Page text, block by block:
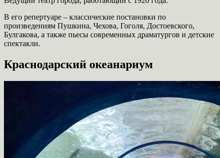
В его репертуаре – классические постановки по
произведениям Пушкина, Чехова, Гоголя, Достоевского,
Булгакова, а также пьесы современных драматургов и детские
спектакли.
Краснодарский океанариум